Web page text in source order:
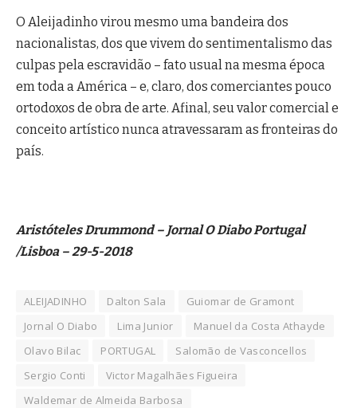
O Aleijadinho virou mesmo uma bandeira dos
nacionalistas, dos que vivem do sentimentalismo das
culpas pela escravidão – fato usual na mesma época
em toda a América – e, claro, dos comerciantes pouco
ortodoxos de obra de arte. Afinal, seu valor comercial e
conceito artístico nunca atravessaram as fronteiras do
país.
Aristóteles Drummond – Jornal O Diabo Portugal
/Lisboa – 29-5-2018
ALEIJADINHO Dalton Sala
Guiomar de Gramont
Jornal O Diabo
Lima Junior
Manuel da Costa Athayde
Olavo Bilac
PORTUGAL
Salomão de Vasconcellos
Sergio Conti
Victor Magalhães Figueira
Waldemar de Almeida Barbosa